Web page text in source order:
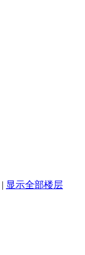
| 显示全部楼层